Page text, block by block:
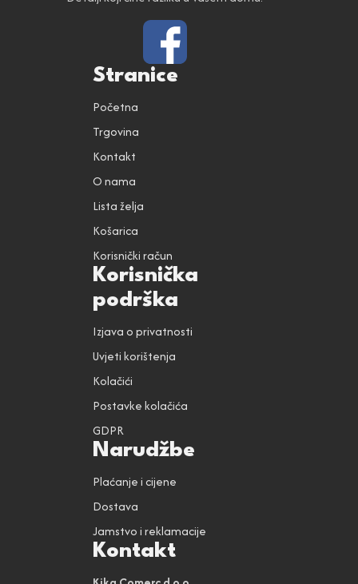
Stranice
Početna
Trgovina
Kontakt
O nama
Lista želja
Košarica
Korisnički račun
Korisnička
podrška
Izjava o privatnosti
Uvjeti korištenja
Kolačići
Postavke kolačića
GDPR
Narudžbe
Plaćanje i cijene
Dostava
Jamstvo i reklamacije
Kontakt